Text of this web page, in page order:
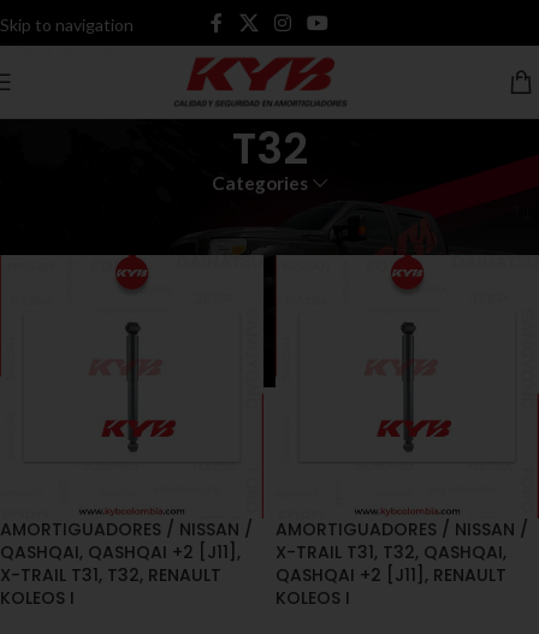
Skip to navigation
Skip to main content
T32
Categories
AMORTIGUADORES / NISSAN /
QASHQAI, QASHQAI +2 [J11],
X-TRAIL T31, T32, RENAULT
KOLEOS I
AMORTIGUADORES / NISSAN /
X-TRAIL T31, T32, QASHQAI,
QASHQAI +2 [J11], RENAULT
KOLEOS I